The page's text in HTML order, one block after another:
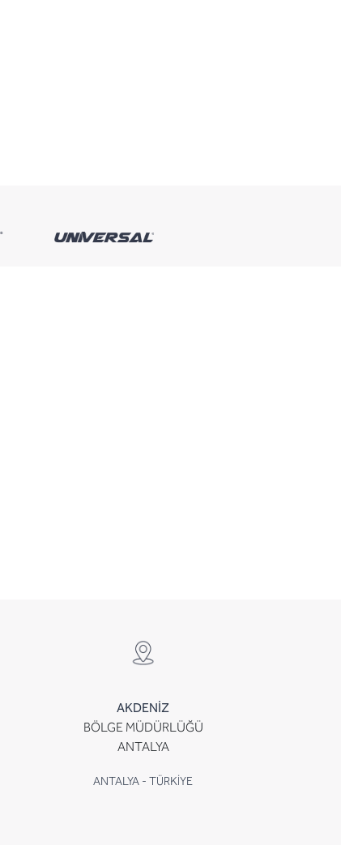
AKDENİZ
BÖLGE MÜDÜRLÜĞÜ
ANTALYA
ANTALYA - TÜRKİYE